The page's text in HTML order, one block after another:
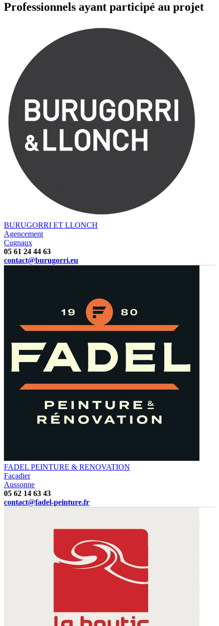
Professionnels ayant participé au projet
BURUGORRI ET LLONCH
Agencement
Cugnaux
05 61 24 44 63
contact@burugorri.eu
FADEL PEINTURE & RENOVATION
Façadier
Aussonne
05 62 14 63 43
contact@fadel-peinture.fr